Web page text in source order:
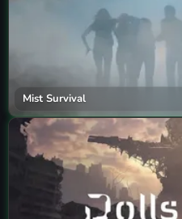
Mist Survival